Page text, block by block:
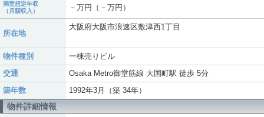
満室想定年収
（月額収入）
－万円（－万円）
所在地
大阪府大阪市浪速区敷津西1丁目
物件種別
一棟売りビル
交通
Osaka Metro御堂筋線 大国町駅 徒歩 5分
築年数
1992年3月（築 34年）
物件詳細情報